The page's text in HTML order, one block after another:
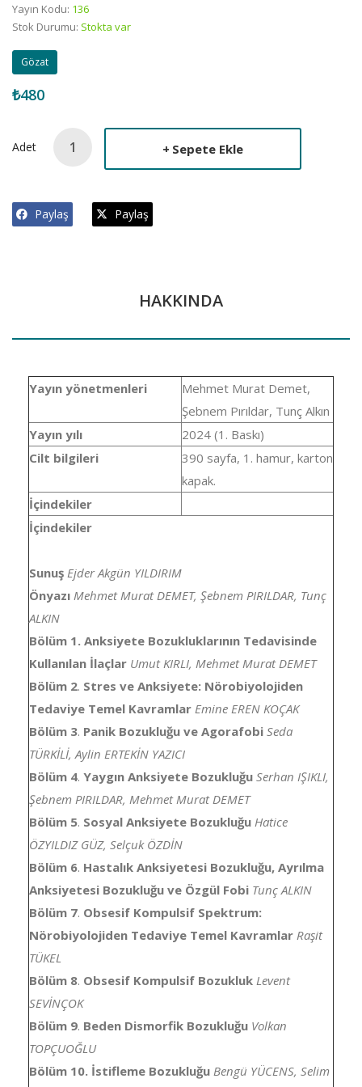
Yayın Kodu: 136
Stok Durumu: Stokta var
Gözat
₺480
Adet Sepete Ekle
Paylaş Paylaş
HAKKINDA
Yayın yönetmenleri
Mehmet Murat Demet,
Şebnem Pırıldar, Tunç Alkın
Yayın yılı
2024 (1. Baskı)
Cilt bilgileri
390 sayfa, 1. hamur, karton
kapak.
İçindekiler
İçindekiler
Sunuş Ejder Akgün YILDIRIM
Önyazı Mehmet Murat DEMET, Şebnem PIRILDAR, Tunç
ALKIN
Bölüm 1. Anksiyete Bozukluklarının Tedavisinde
Kullanılan İlaçlar Umut KIRLI, Mehmet Murat DEMET
Bölüm 2. Stres ve Anksiyete: Nörobiyolojiden
Tedaviye Temel Kavramlar Emine EREN KOÇAK
Bölüm 3. Panik Bozukluğu ve Agorafobi Seda
TÜRKİLİ, Aylin ERTEKİN YAZICI
Bölüm 4. Yaygın Anksiyete Bozukluğu Serhan IŞIKLI,
Şebnem PIRILDAR, Mehmet Murat DEMET
Bölüm 5. Sosyal Anksiyete Bozukluğu Hatice
ÖZYILDIZ GÜZ, Selçuk ÖZDİN
Bölüm 6. Hastalık Anksiyetesi Bozukluğu, Ayrılma
Anksiyetesi Bozukluğu ve Özgül Fobi Tunç ALKIN
Bölüm 7. Obsesif Kompulsif Spektrum:
Nörobiyolojiden Tedaviye Temel Kavramlar Raşit
TÜKEL
Bölüm 8. Obsesif Kompulsif Bozukluk Levent
SEVİNÇOK
Bölüm 9. Beden Dismorfik Bozukluğu Volkan
TOPÇUOĞLU
Bölüm 10. İstifleme Bozukluğu Bengü YÜCENS, Selim